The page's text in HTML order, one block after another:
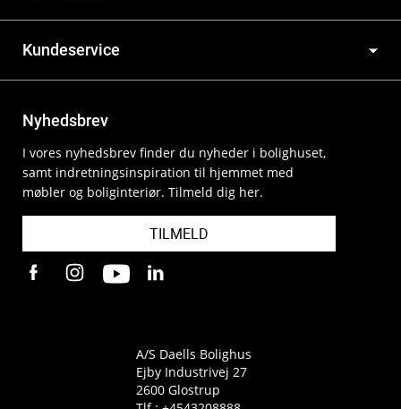
Kundeservice
Nyhedsbrev
I vores nyhedsbrev finder du nyheder i bolighuset,
samt indretningsinspiration til hjemmet med
møbler og boliginteriør. Tilmeld dig her.
TILMELD
A/S Daells Bolighus
Ejby Industrivej 27
2600 Glostrup